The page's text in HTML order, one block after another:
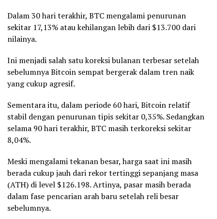
Dalam 30 hari terakhir, BTC mengalami penurunan
sekitar 17,13% atau kehilangan lebih dari $13.700 dari
nilainya.
Ini menjadi salah satu koreksi bulanan terbesar setelah
sebelumnya Bitcoin sempat bergerak dalam tren naik
yang cukup agresif.
Sementara itu, dalam periode 60 hari, Bitcoin relatif
stabil dengan penurunan tipis sekitar 0,35%. Sedangkan
selama 90 hari terakhir, BTC masih terkoreksi sekitar
8,04%.
Meski mengalami tekanan besar, harga saat ini masih
berada cukup jauh dari rekor tertinggi sepanjang masa
(ATH) di level $126.198. Artinya, pasar masih berada
dalam fase pencarian arah baru setelah reli besar
sebelumnya.